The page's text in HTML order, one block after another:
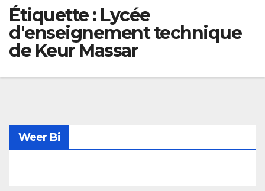
Étiquette : Lycée
d'enseignement technique
de Keur Massar
Weer Bi